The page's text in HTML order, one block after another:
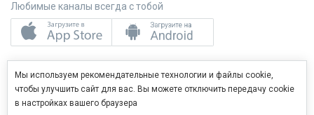
Любимые каналы всегда с тобой
Управляй услугами с телефона
Мы используем рекомендательные технологии и файлы cookie,
чтобы улучшить сайт для вас. Вы можете отключить передачу cookie
в настройках вашего браузера